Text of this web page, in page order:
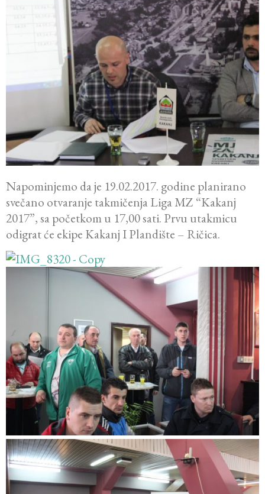
Napominjemo da je 19.02.2017. godine planirano
svečano otvaranje takmičenja Liga MZ “Kakanj
2017”, sa početkom u 17,00 sati. Prvu utakmicu
odigrat će ekipe Kakanj I Plandište – Ričica.